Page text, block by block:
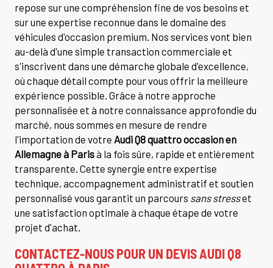
repose sur une compréhension fine de vos besoins et
sur une expertise reconnue dans le domaine des
véhicules d'occasion premium. Nos services vont bien
au-delà d'une simple transaction commerciale et
s'inscrivent dans une démarche globale d'excellence,
où chaque détail compte pour vous offrir la meilleure
expérience possible. Grâce à notre approche
personnalisée et à notre connaissance approfondie du
marché, nous sommes en mesure de rendre
l'importation de votre Audi Q8 quattro occasion en
Allemagne à Parisà la fois sûre, rapide et entièrement
transparente. Cette synergie entre expertise
technique, accompagnement administratif et soutien
personnalisé vous garantit un parcours sans stresset
une satisfaction optimale à chaque étape de votre
projet d'achat.
CONTACTEZ-NOUS POUR UN DEVIS AUDI Q8